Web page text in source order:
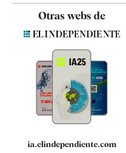
Contacto
Quiénes somos
Especificaciones
Otras webs de
ia.elindependiente.com